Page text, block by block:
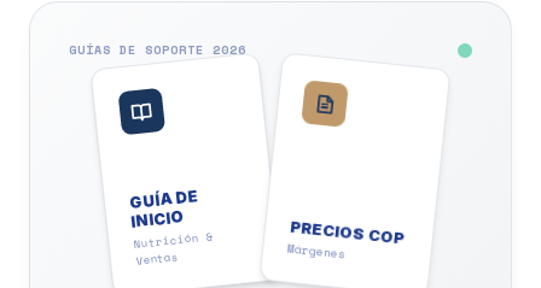
GUÍAS DE SOPORTE 2026
GUÍA DE
INICIO
Nutrición &
Ventas
PRECIOS COP
Márgenes